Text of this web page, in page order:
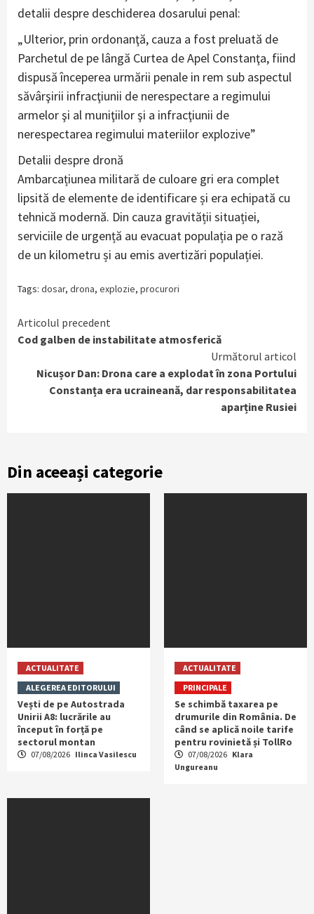
detalii despre deschiderea dosarului penal:
„Ulterior, prin ordonanţă, cauza a fost preluată de
Parchetul de pe lângă Curtea de Apel Constanţa, fiind
dispusă începerea urmării penale in rem sub aspectul
săvârşirii infracţiunii de nerespectare a regimului
armelor şi al muniţiilor şi a infracţiunii de
nerespectarea regimului materiilor explozive”
Detalii despre dronă
Ambarcațiunea militară de culoare gri era complet
lipsită de elemente de identificare și era echipată cu
tehnică modernă. Din cauza gravității situației,
serviciile de urgență au evacuat populația pe o rază
de un kilometru și au emis avertizări populației.
Tags: dosar, drona, explozie, procurori
Continue
Reading
Articolul precedent
Cod galben de instabilitate atmosferică
Următorul articol
Nicușor Dan: Drona care a explodat în zona Portului
Constanța era ucraineană, dar responsabilitatea
aparține Rusiei
Din aceeași categorie
ACTUALITATE
ALEGEREA EDITORULUI
Vești de pe Autostrada
Unirii A8: lucrările au
început în forță pe
sectorul montan
07/08/2026 Ilinca Vasilescu
ACTUALITATE
PRINCIPALE
Se schimbă taxarea pe
drumurile din România. De
când se aplică noile tarife
pentru rovinietă și TollRo
07/08/2026 Klara
Ungureanu